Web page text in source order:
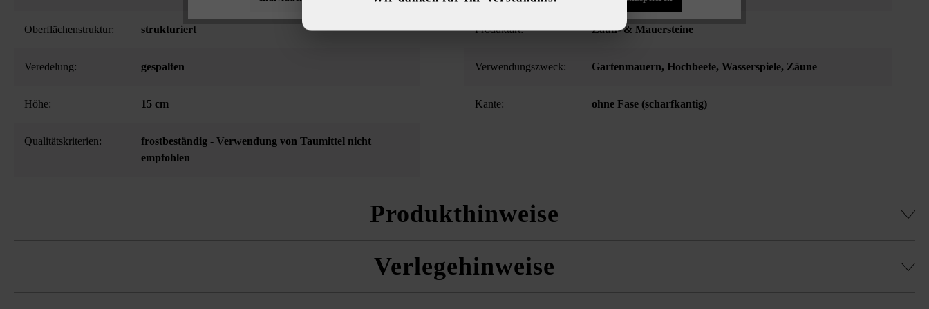
Oberflächenstruktur: strukturiert Produktart: Zaun- & Mauersteine
Veredelung: gespalten Verwendungszweck: Gartenmauern, Hochbeete, Wasserspiele, Zäune
Höhe: 15 cm Kante: ohne Fase (scharfkantig)
Qualitätskriterien:
frostbeständig - Verwendung von Taumittel nicht
empfohlen
Produkthinweise
Bestellhinweis: Bei der Verlegung im wilden Verband benötigen wir die Mengenangabe in m2. Bei einer Verlegung im Reihenverband geben Sie bitte
Verlegehinweise